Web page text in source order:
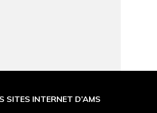
SITES INTERNET D’AMS